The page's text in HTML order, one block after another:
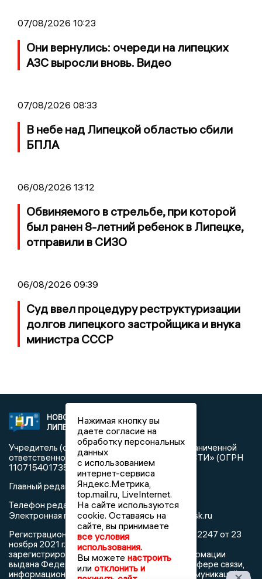
07/08/2026 10:23
Они вернулись: очереди на липецких
АЗС выросли вновь. Видео
07/08/2026 08:33
В небе над Липецкой областью сбили
БПЛА
06/08/2026 13:12
Обвиняемого в стрельбе, при которой
был ранен 8-летний ребенок в Липецке,
отправили в СИЗО
06/08/2026 09:39
Суд ввел процедуру реструктуризации
долгов липецкого застройщика и внука
министра СССР
НОВОСТИ
ЛИПЕЦКА
2021 © NEWSLIPETSK.RU | СИ
«Новости Липецка»
Учредитель (соучредители): Общество с ограниченной
ответственностью «РЕГИОНАЛЬНЫЕ НОВОСТИ» (ОГРН
1107154017354)
Главный редактор: Герцог Е.Г.
Телефон редакции: +7 903 699 9427
Электронная почта редакции:info@newslipetsk.ru
Регистрационный номер: серия Эл № ФС77-82247 от 23
ноября 2021 г. согласно выписке из реестра
зарегистрированных средств массовой информации
выдана Федеральной службой по надзору в сфере связи,
информационных технологий и массовых коммуникаций
Нажимая кнопку вы
даете согласие на
обработку персональных
данных
с использованием
интернет-сервиса
Яндекс.Метрика,
top.mail.ru, LiveInternet.
На сайте используются
cookie. Оставаясь на
сайте, вы принимаете
все условия
использования.
Вы можете настроить
или отклонить и